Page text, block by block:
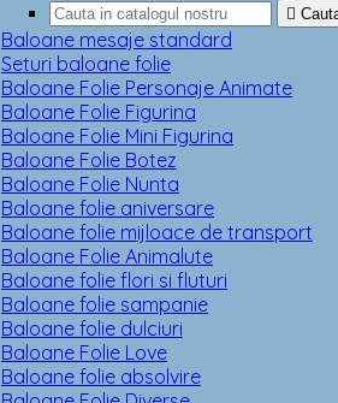

Baloane mesaje standard
Seturi baloane folie
Baloane Folie Personaje Animate
Baloane Folie Figurina
Baloane Folie Mini Figurina
Baloane Folie Botez
Baloane Folie Nunta
Baloane folie aniversare
Baloane folie mijloace de transport
Baloane Folie Animalute
Baloane folie flori si fluturi
Baloane folie sampanie
Baloane folie dulciuri
Baloane Folie Love
Baloane folie absolvire